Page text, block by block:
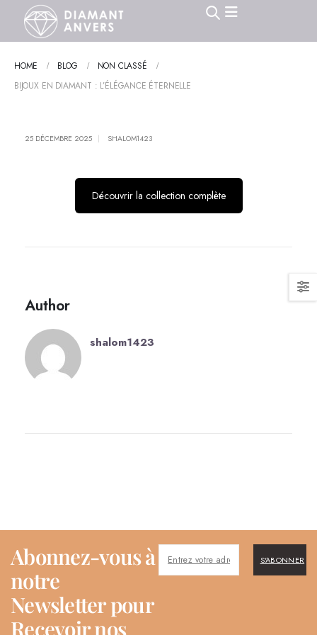
HOME BLOG
NON CLASSÉ
BIJOUX EN DIAMANT : L’ÉLÉGANCE ÉTERNELLE
25 DÉCEMBRE 2025 SHALOM1423
Découvrir la collection complète
Author
shalom1423
Abonnez-vous à
notre
Newsletter pour
Recevoir nos
S'ABONNER